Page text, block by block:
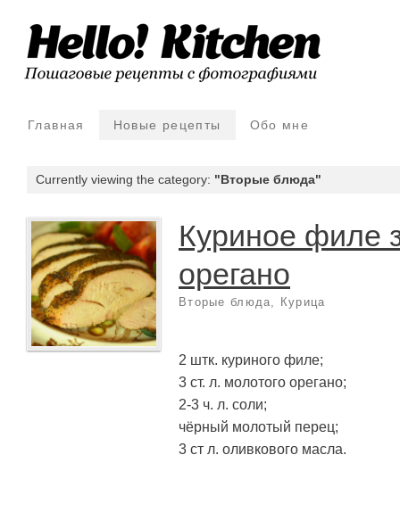
Главная Новые рецепты Обо мне
Currently viewing the category: "Вторые блюда"
Куриное филе
орегано
Вторые блюда Курица
2 штк. куриного филе;
3 ст. л. молотого орегано;
2-3 ч. л. соли;
чёрный молотый перец;
3 ст л. оливкового масла.